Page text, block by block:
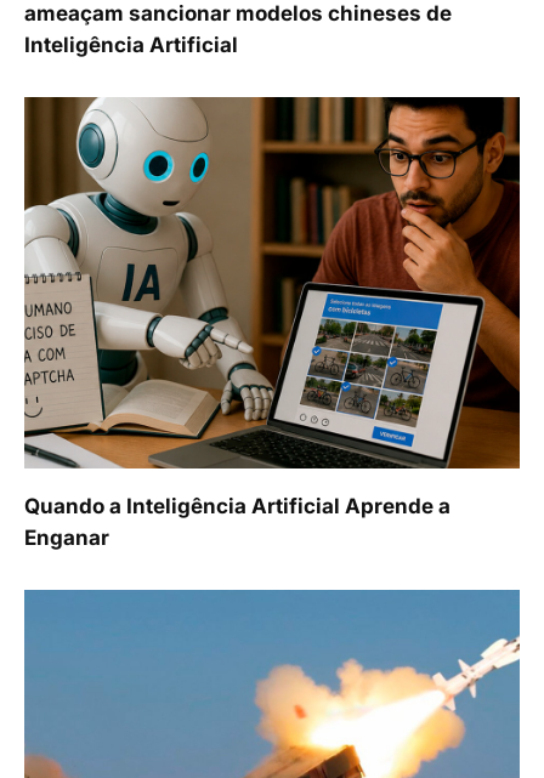
ameaçam sancionar modelos chineses de
Inteligência Artificial
Quando a Inteligência Artificial Aprende a
Enganar